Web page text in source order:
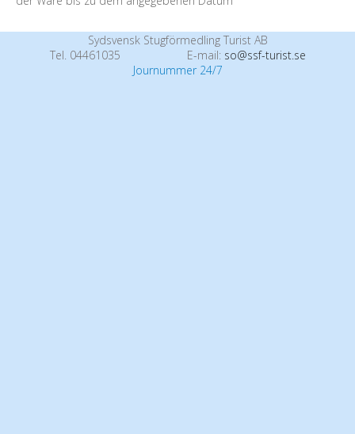
Sydsvensk Stugförmedling Turist AB
Tel. 04461035
E-mail: so@ssf-turist.se
Journummer 24/7